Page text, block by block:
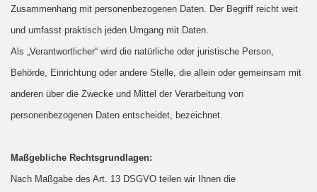
Zusammenhang mit personenbezogenen Daten. Der Begriff reicht weit
und umfasst praktisch jeden Umgang mit Daten.
Als „Verantwortlicher“ wird die natürliche oder juristische Person,
Behörde, Einrichtung oder andere Stelle, die allein oder gemeinsam mit
anderen über die Zwecke und Mittel der Verarbeitung von
personenbezogenen Daten entscheidet, bezeichnet.
Maßgebliche Rechtsgrundlagen:
Nach Maßgabe des Art. 13 DSGVO teilen wir Ihnen die